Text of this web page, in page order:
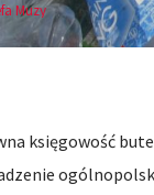
Muzy
księgowość